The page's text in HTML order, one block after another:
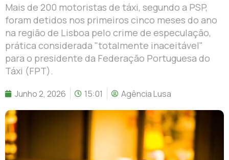
Mais de 200 motoristas de táxi, segundo a PSP,
foram detidos nos primeiros cinco meses do ano
na região de Lisboa pelo crime de especulação,
prática considerada "totalmente inaceitável"
para o presidente da Federação Portuguesa do
Táxi (FPT).
Junho 2, 2026 15:01 Agência Lusa